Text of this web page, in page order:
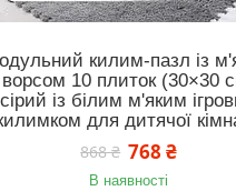
килим-пазл із
ворсом 10 плиток (30×30
сірий із білим м'яким
для дитячої
868 ₴ 768 ₴
В наявності